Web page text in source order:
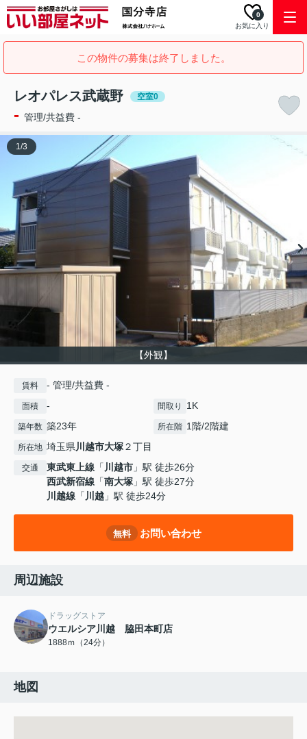
お気に入り
0
この物件の募集は終了しました。
レオパレス武蔵野 空室0
- 管理/共益費 -
【外観】
1/3
賃料 - 管理/共益費 -
面積 - 間取り 1K
築年数 築23年 所在階 1階/2階建
所在地 埼玉県川越市大塚２丁目
交通 東武東上線 「 川越市 」駅 徒歩26分
西武新宿線 「南大塚 」駅 徒歩27分
川越線 「 川越 」駅 徒歩24分
無料 お問い合わせ
周辺施設
ドラッグストア
ウエルシア川越 脇田本町店
1888ｍ（24分）
地図